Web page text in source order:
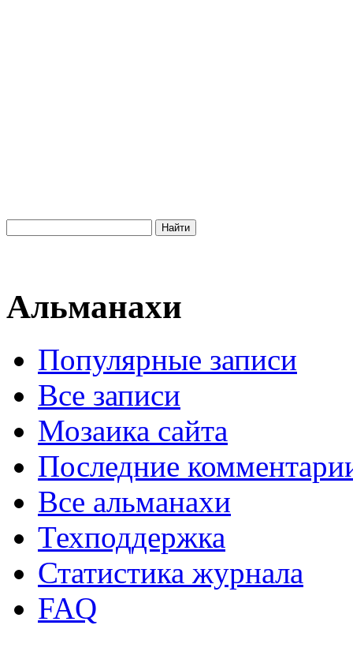
Альманахи
Популярные записи
Все записи
Мозаика сайта
Последние
Все альманахи
Техподдержка
Статистика журнала
FAQ